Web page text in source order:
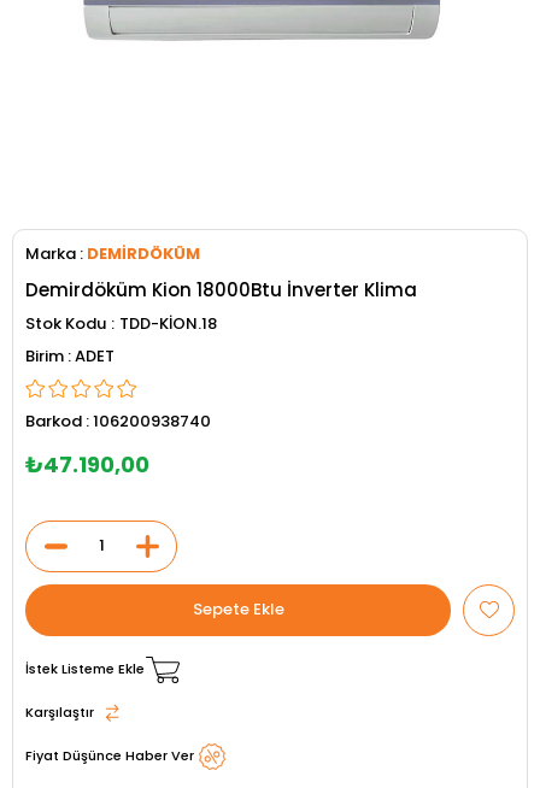
Marka : DEMİRDÖKÜM
Demirdöküm Kion 18000Btu İnverter Klima
Stok Kodu
TDD-KİON.18
ADET
Barkod :106200938740
₺47.190,00
İstek Listeme Ekle
Karşılaştır
Fiyat Düşünce Haber Ver